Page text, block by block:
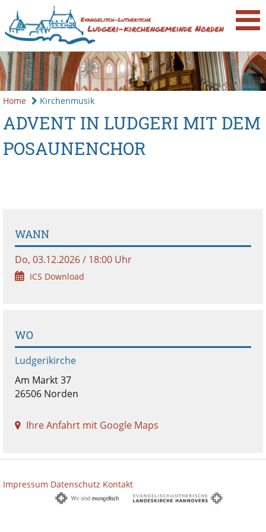
Home Kirchenmusik
ADVENT IN LUDGERI MIT DEM
POSAUNENCHOR
WANN
Do, 03.12.2026 / 18:00 Uhr
ICS Download
WO
Ludgerikirche
Am Markt 37
26506 Norden
Ihre Anfahrt mit Google Maps
Impressum Datenschutz Kontakt